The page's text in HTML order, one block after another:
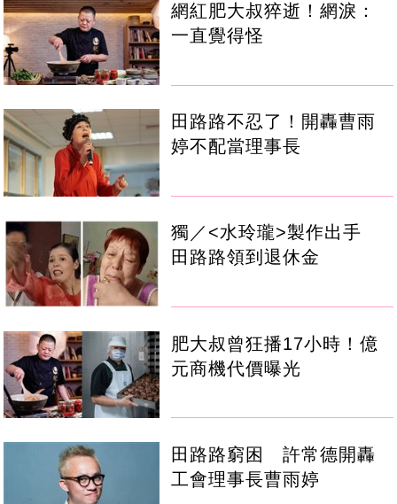
網紅肥大叔猝逝！網淚：
一直覺得怪
田路路不忍了！開轟曹雨
婷不配當理事長
獨／<水玲瓏>製作出手
田路路領到退休金
肥大叔曾狂播17小時！億
元商機代價曝光
田路路窮困 許常德開轟
工會理事長曹雨婷